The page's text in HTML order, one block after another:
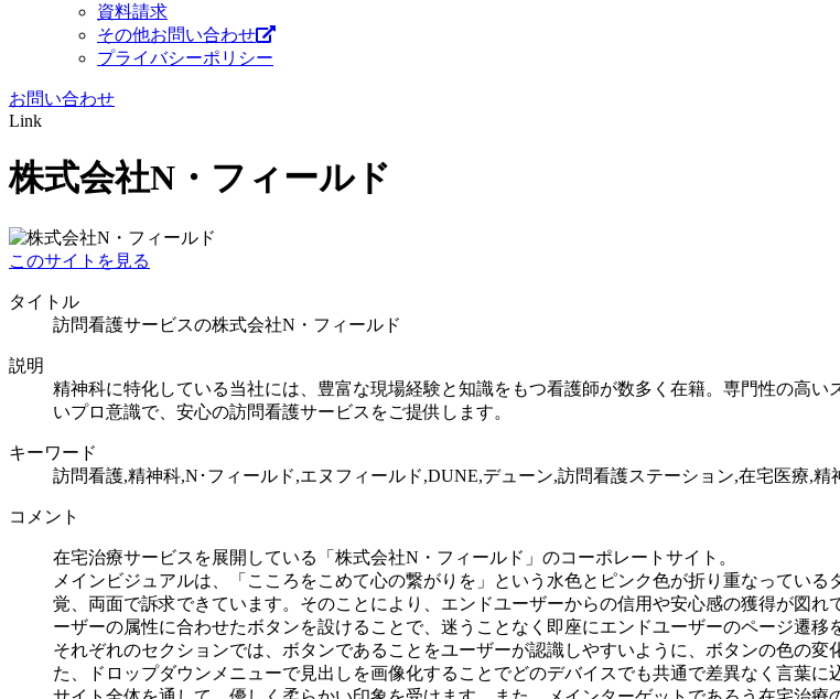
資料請求
その他お問い合わせ
プライバシーポリシー
お問い合わせ
Link
株式会社N・フィールド
このサイトを見る
タイトル
訪問看護サービスの株式会社N・フィールド
説明
精神科に特化している当社には、豊富な現場経験と知識をもつ看護師が数多く在籍。専門性の高
いプロ意識で、安心の訪問看護サービスをご提供します。
キーワード
訪問看護,精神科,N･フィールド,エヌフィールド,DUNE,デューン,訪問看護ステーション,在宅医療,
コメント
在宅治療サービスを展開している「株式会社N・フィールド」のコーポレートサイト。
メインビジュアルは、「こころをこめて心の繋がりを」という水色とピンク色が折り重なってい
覚、両面で訴求できています。そのことにより、エンドユーザーからの信用や安心感の獲得が図
ーザーの属性に合わせたボタンを設けることで、迷うことなく即座にエンドユーザーのページ遷移
それぞれのセクションでは、ボタンであることをユーザーが認識しやすいように、ボタンの色の
た、ドロップダウンメニューで見出しを画像化することでどのデバイスでも共通で差異なく言葉に